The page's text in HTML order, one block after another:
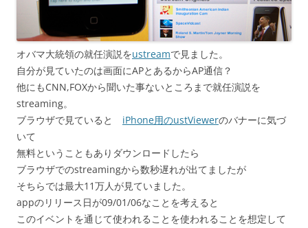
オバマ大統領の就任演説をustreamで見ました。
自分が見ていたのは画面にAPとあるからAP通信？
他にもCNN,FOXから聞いた事ないところまで就任演説を
streaming。
ブラウザで見ていると iPhone用のustViewerのバナーに気づ
いて
無料ということもありダウンロードしたら
ブラウザでのstreamingから数秒遅れが出てましたが
そちらでは最大11万人が見ていました。
appのリリース日が09/01/06なことを考えると
このイベントを通じて使われることを使われることを想定して